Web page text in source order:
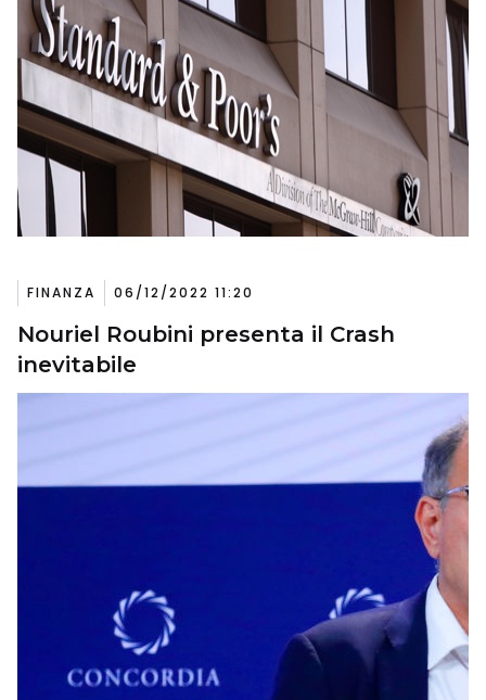
FINANZA 06/12/2022 11:20
Nouriel Roubini presenta il Crash
inevitabile